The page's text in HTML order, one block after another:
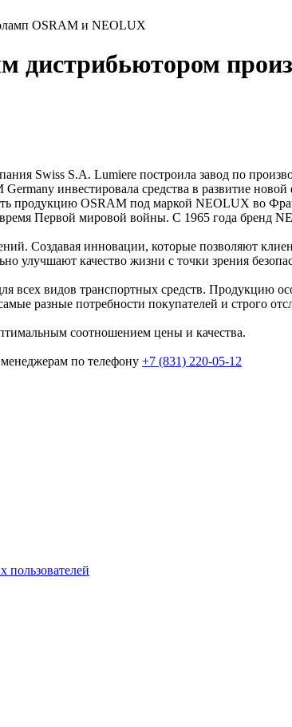
OSRAM и NEOLUX
Swiss S.A. Lumiere построила завод по
инвестировала средства в развитие
продукцию OSRAM под маркой NEOLUX во
Первой мировой войны. С 1965 года бренд
Создавая инновации, которые позволяют
улучшают качество жизни с точки зрения
видов транспортных средств. Продукцию
разные потребности покупателей и строго
соотношением цены и качества.
по телефону +7 (831) 220-05-12